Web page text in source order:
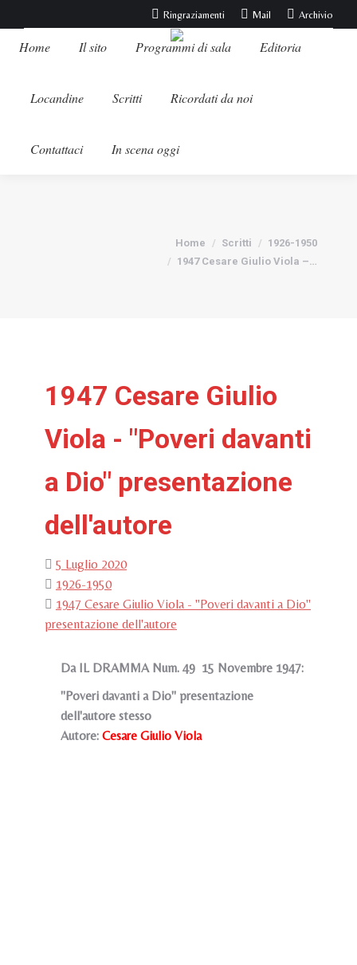
Ringraziamenti Mail Archivio
Home Il sito Programmi di sala Editoria
Locandine Scritti Ricordati da noi
Contattaci In scena oggi
Home Scritti
1926-1950
1947 Cesare Giulio Viola –…
1947 Cesare Giulio
Viola - "Poveri davanti
a Dio" presentazione
dell'autore
5 Luglio 2020
1926-1950
1947 Cesare Giulio Viola - "Poveri davanti a Dio"
presentazione dell'autore
Da IL DRAMMA Num. 49 15 Novembre 1947:
"Poveri davanti a Dio" presentazione
dell'autore stesso
Autore: Cesare Giulio Viola